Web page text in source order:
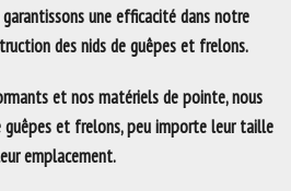
une efficacité dans notre
des nids de guêpes et frelons.
et nos matériels de pointe, nous
guêpes et frelons, peu importe leur taille
emplacement.